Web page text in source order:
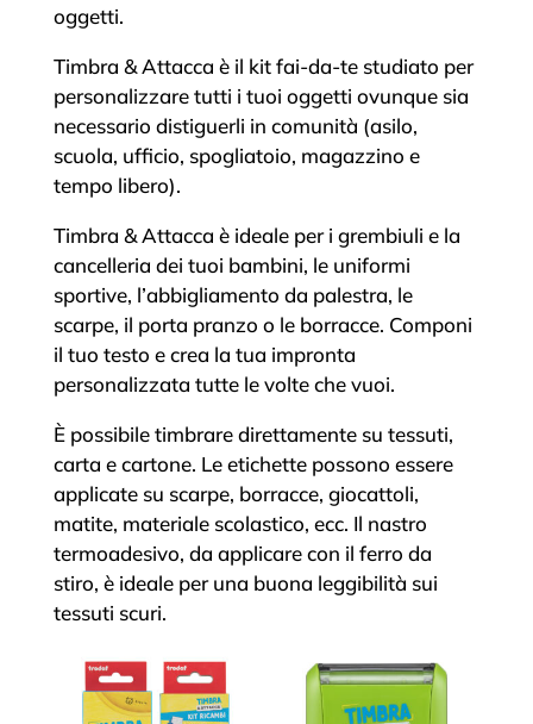
oggetti.
Timbra & Attacca è il kit fai-da-te studiato per
personalizzare tutti i tuoi oggetti ovunque sia
necessario distiguerli in comunità (asilo,
scuola, ufficio, spogliatoio, magazzino e
tempo libero).
Timbra & Attacca è ideale per i grembiuli e la
cancelleria dei tuoi bambini, le uniformi
sportive, l’abbigliamento da palestra, le
scarpe, il porta pranzo o le borracce. Componi
il tuo testo e crea la tua impronta
personalizzata tutte le volte che vuoi.
È possibile timbrare direttamente su tessuti,
carta e cartone. Le etichette possono essere
applicate su scarpe, borracce, giocattoli,
matite, materiale scolastico, ecc. Il nastro
termoadesivo, da applicare con il ferro da
stiro, è ideale per una buona leggibilità sui
tessuti scuri.